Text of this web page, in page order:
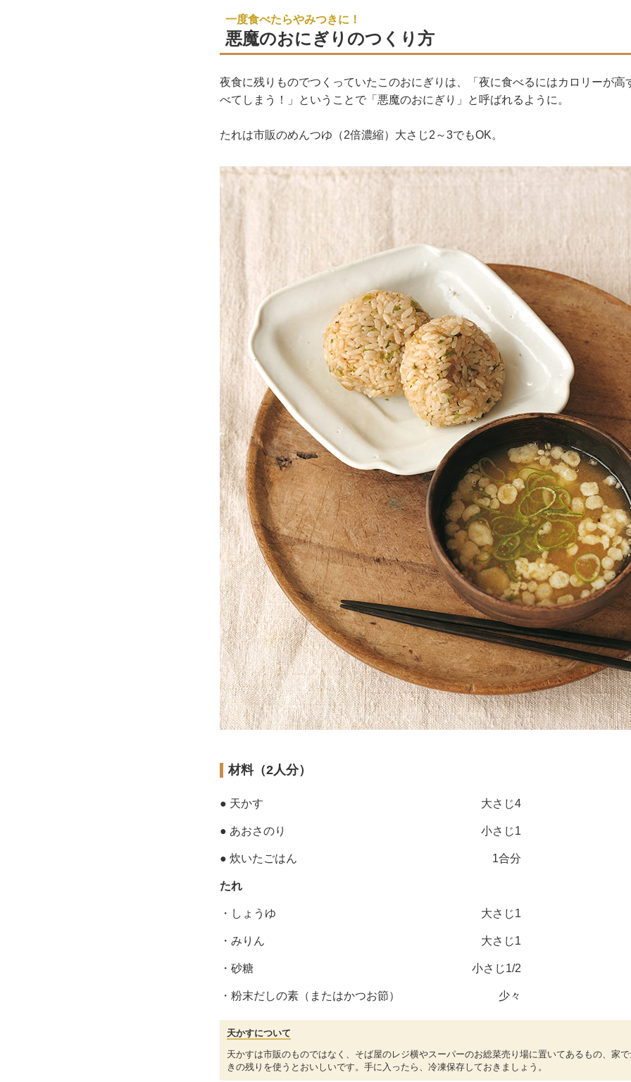
一度食べたらやみつきに！
悪魔のおにぎりのつくり方
夜食に残りものでつくっていたこのおにぎりは、「夜に食べるにはカロリーが高
べてしまう！」ということで「悪魔のおにぎり」と呼ばれるように。
たれは市販のめんつゆ（2倍濃縮）大さじ2～3でもOK。
材料（2人分）
● 天かす 大さじ4
● あおさのり 小さじ1
● 炊いたごはん 1合分
たれ
・しょうゆ 大さじ1
・みりん 大さじ1
・砂糖 小さじ1/2
・粉末だしの素（またはかつお節） 少々
天かすについて
天かすは市販のものではなく、そば屋のレジ横やスーパーのお総菜売り場に置いてあるもの、家
きの残りを使うとおいしいです。手に入ったら、冷凍保存しておきましょう。